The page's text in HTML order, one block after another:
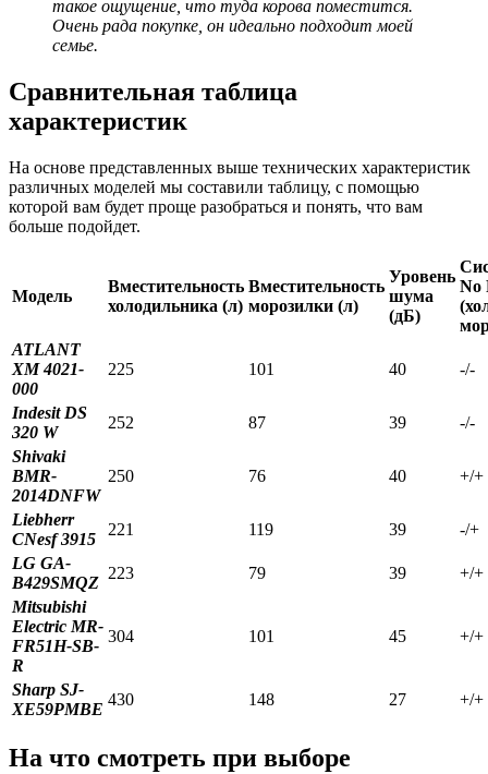
такое ощущение, что туда корова поместится.
Очень рада покупке, он идеально подходит моей
семье.
Сравнительная таблица
характеристик
На основе представленных выше технических характеристик
различных моделей мы составили таблицу, с помощью
которой вам будет проще разобраться и понять, что вам
больше подойдет.
Модель
Вместительность
холодильника (л)
Вместительность
морозилки (л)
Уровень
шума
(дБ)
No
ATLANT
XM 4021-
000
225 101 40 -/-
Indesit DS
320 W
252 87 39
-/-
Shivaki
BMR-
2014DNFW
250 76 40 +/+
Liebherr
CNesf 3915
221 119 39
-/+
LG GA-
B429SMQZ
223 79 39
+/+
Mitsubishi
Electric MR-
FR51H-SB-
R
304 101 45 +/+
Sharp SJ-
XE59PMBE
430 148 27 +/+
На что смотреть при выборе